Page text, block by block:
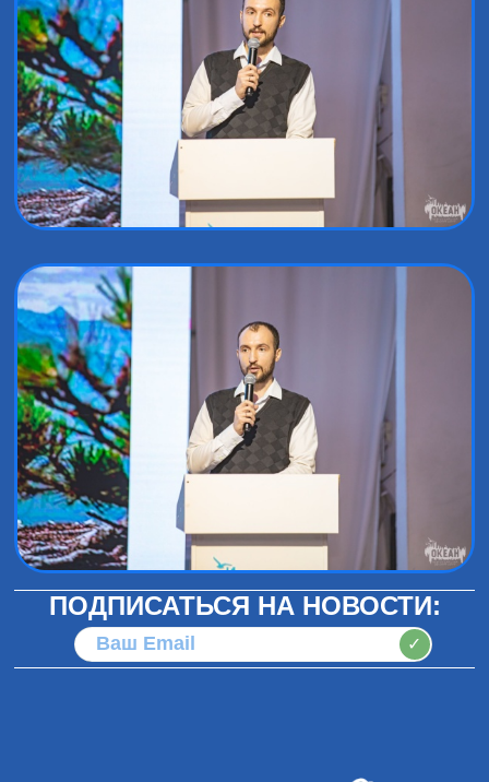
ПОДПИСАТЬСЯ НА НОВОСТИ:
✓